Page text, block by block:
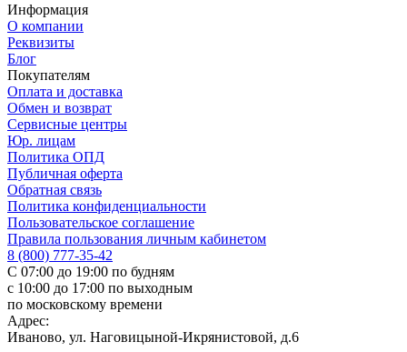
Информация
О компании
Реквизиты
Блог
Покупателям
Оплата и доставка
Обмен и возврат
Сервисные центры
Юр. лицам
Политика ОПД
Публичная оферта
Обратная связь
Политика конфиденциальности
Пользовательское соглашение
Правила пользования личным кабинетом
8 (800) 777-35-42
С 07:00 до 19:00 по будням
с 10:00 до 17:00 по выходным
по московскому времени
Адрес:
Иваново, ул. Наговицыной-Икрянистовой, д.6